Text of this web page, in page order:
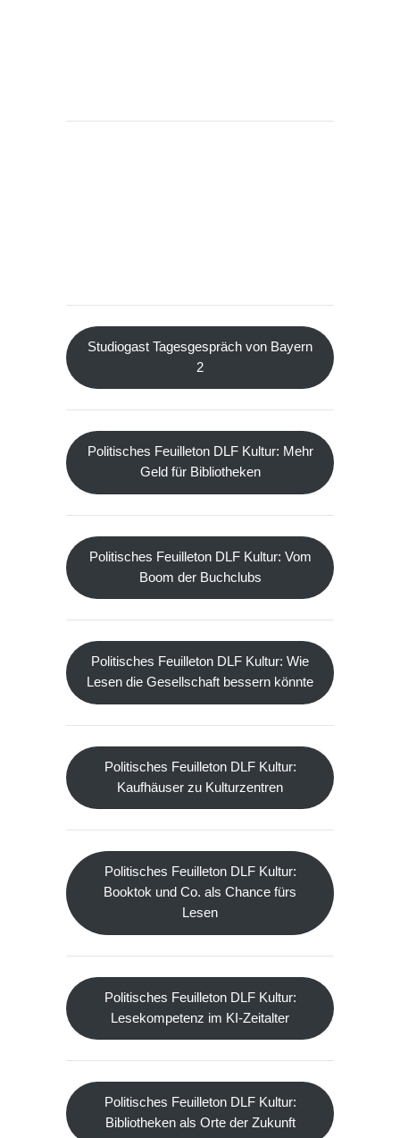
Studiogast Tagesgespräch von Bayern
2
Politisches Feuilleton DLF Kultur: Mehr
Geld für Bibliotheken
Politisches Feuilleton DLF Kultur: Vom
Boom der Buchclubs
Politisches Feuilleton DLF Kultur: Wie
Lesen die Gesellschaft bessern könnte
Politisches Feuilleton DLF Kultur:
Kaufhäuser zu Kulturzentren
Politisches Feuilleton DLF Kultur:
Booktok und Co. als Chance fürs
Lesen
Politisches Feuilleton DLF Kultur:
Lesekompetenz im KI-Zeitalter
Politisches Feuilleton DLF Kultur:
Bibliotheken als Orte der Zukunft